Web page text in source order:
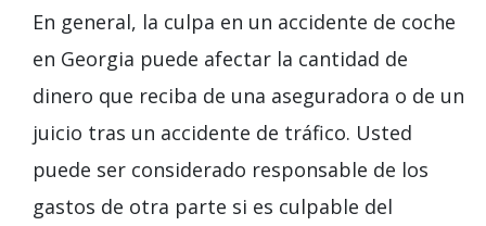
En general, la culpa en un accidente de coche
en Georgia puede afectar la cantidad de
dinero que reciba de una aseguradora o de un
juicio tras un accidente de tráfico. Usted
puede ser considerado responsable de los
gastos de otra parte si es culpable del